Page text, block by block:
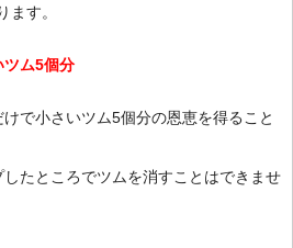
ます。
ツム5個分
で小さいツム5個分の恩恵を得ること
たところでツムを消すことはできませ